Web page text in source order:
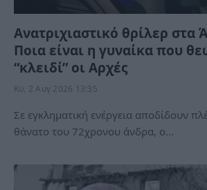
Ανατριχιαστικό θρίλερ στα
Ποια είναι η γυναίκα που
“κλειδί” οι Αρχές
Κυ, 2 Αυγ 2026 13:35
Σε εγκληματική ενέργεια αποδίδουν
θάνατο του 72χρονου άνδρα, ο…